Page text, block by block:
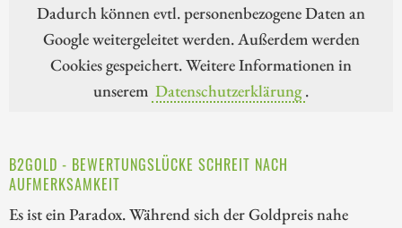
Dadurch können evtl. personenbezogene Daten an
Google weitergeleitet werden. Außerdem werden
Cookies gespeichert. Weitere Informationen in
unserem Datenschutzerklärung .
B2GOLD - BEWERTUNGSLÜCKE SCHREIT NACH
AUFMERKSAMKEIT
Es ist ein Paradox. Während sich der Goldpreis nahe